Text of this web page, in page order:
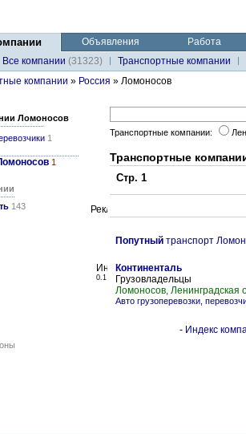
Объявления
Работа
Все компании (31323)
Транспортные компании
компании » Россия » Ломоносов
Ломоносов
1
1
143
Транспортные компании:
Транспортные
Стр. 1
Попутный транспорт
0.1
Континенталь
Грузовладельцы
Ломоносов, Ленинградская
Авто грузоперевозки,
- Индекс